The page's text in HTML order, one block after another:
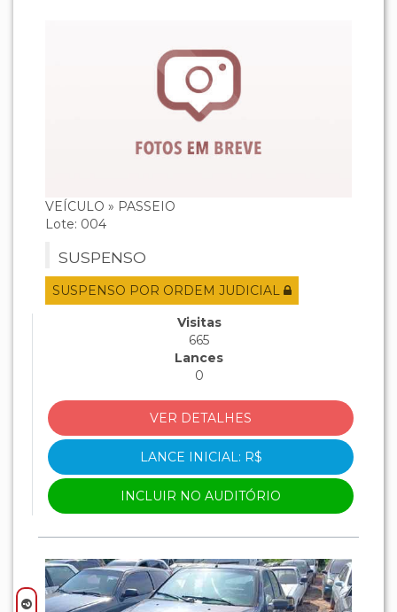
VEÍCULO » PASSEIO
Lote: 004
SUSPENSO
SUSPENSO POR ORDEM JUDICIAL
Visitas
665
Lances
0
VER DETALHES
LANCE INICIAL: R$
INCLUIR NO AUDITÓRIO